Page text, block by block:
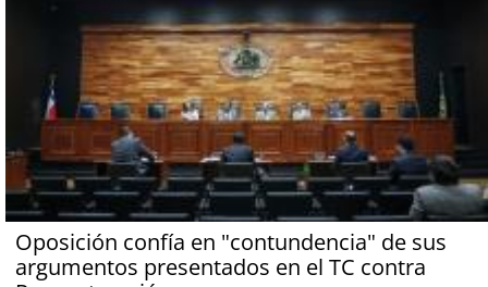
Oposición confía en "contundencia" de sus
argumentos presentados en el TC contra